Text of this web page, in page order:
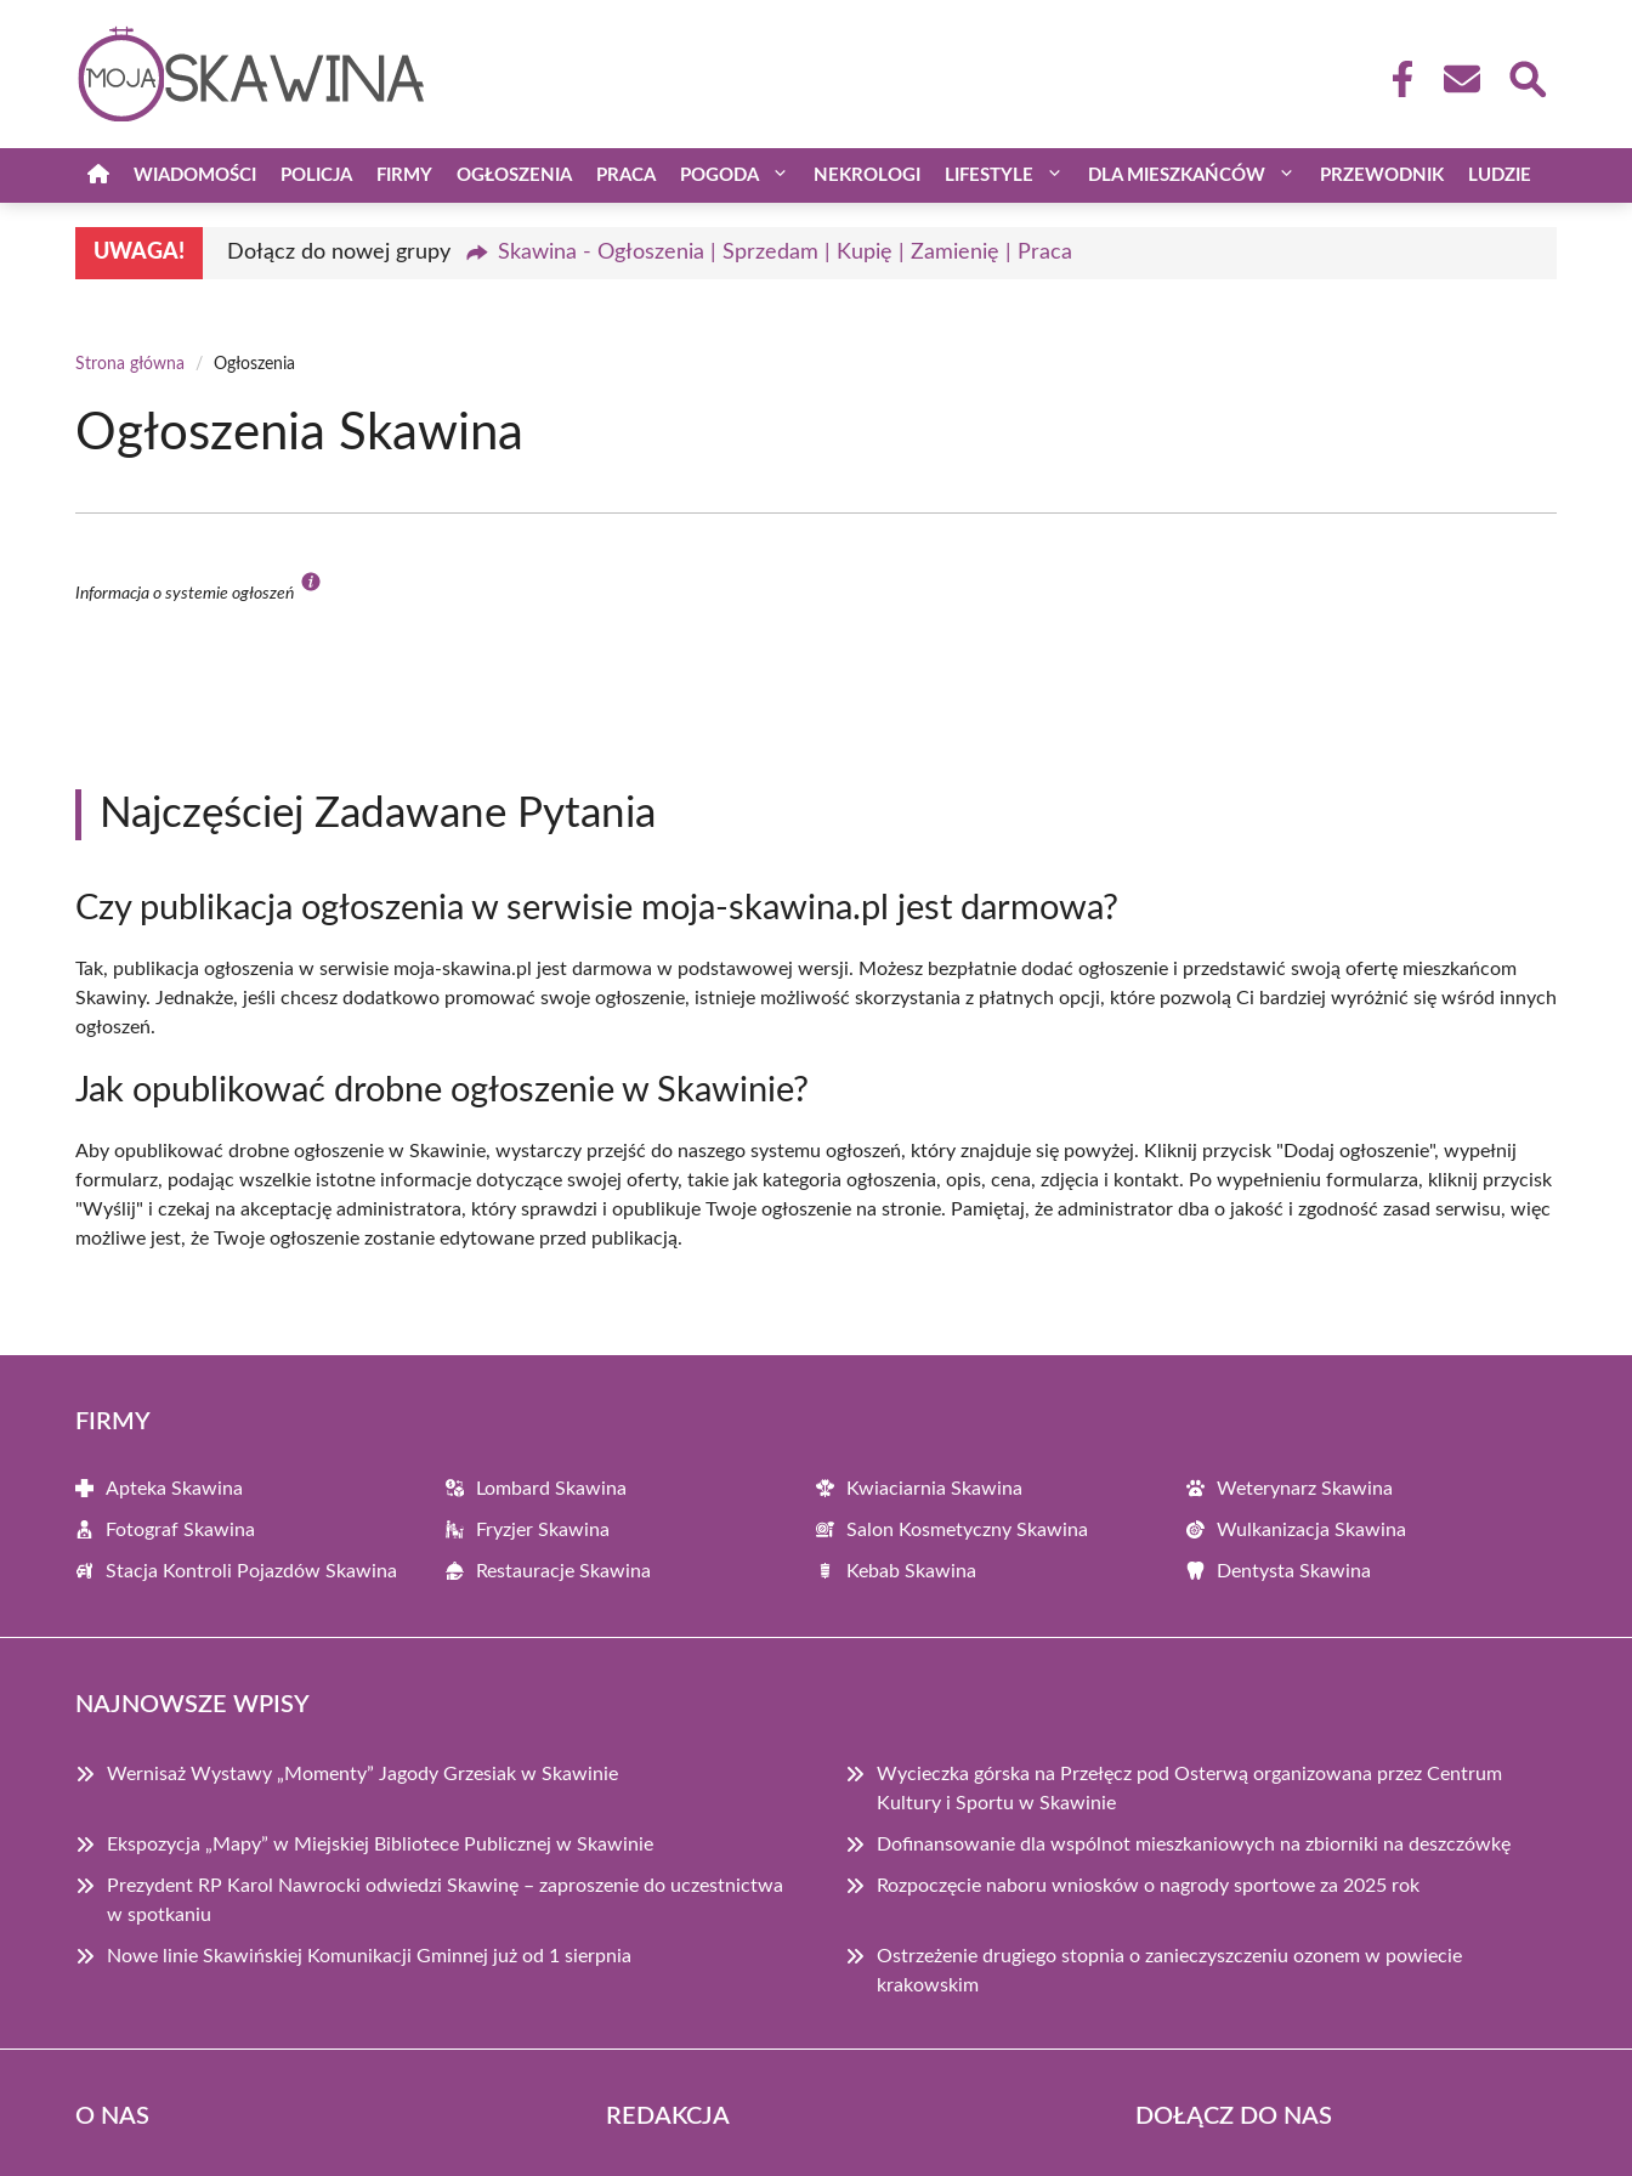
WIADOMOŚCI POLICJA FIRMY OGŁOSZENIA PRACA POGODA NEKROLOGI LIFESTYLE DLA MIESZKAŃCÓW PRZEWODNIK LUDZIE
UWAGA! Dołącz do nowej grupy Skawina - Ogłoszenia | Sprzedam | Kupię | Zamienię | Praca
Strona główna / Ogłoszenia
Ogłoszenia Skawina
Informacja o systemie ogłoszeń
Najczęściej Zadawane Pytania
Czy publikacja ogłoszenia w serwisie moja-skawina.pl jest darmowa?
Tak, publikacja ogłoszenia w serwisie moja-skawina.pl jest darmowa w podstawowej wersji. Możesz bezpłatnie dodać ogłoszenie i przedstawić swoją ofertę mieszkańcom
Skawiny. Jednakże, jeśli chcesz dodatkowo promować swoje ogłoszenie, istnieje możliwość skorzystania z płatnych opcji, które pozwolą Ci bardziej wyróżnić się wśród innych
ogłoszeń.
Jak opublikować drobne ogłoszenie w Skawinie?
Aby opublikować drobne ogłoszenie w Skawinie, wystarczy przejść do naszego systemu ogłoszeń, który znajduje się powyżej. Kliknij przycisk "Dodaj ogłoszenie", wypełnij
formularz, podając wszelkie istotne informacje dotyczące swojej oferty, takie jak kategoria ogłoszenia, opis, cena, zdjęcia i kontakt. Po wypełnieniu formularza, kliknij przycisk
"Wyślij" i czekaj na akceptację administratora, który sprawdzi i opublikuje Twoje ogłoszenie na stronie. Pamiętaj, że administrator dba o jakość i zgodność zasad serwisu, więc
możliwe jest, że Twoje ogłoszenie zostanie edytowane przed publikacją.
FIRMY
Apteka Skawina Lombard Skawina Kwiaciarnia Skawina Weterynarz Skawina
Fotograf Skawina Fryzjer Skawina Salon Kosmetyczny Skawina Wulkanizacja Skawina
Stacja Kontroli Pojazdów Skawina Restauracje Skawina Kebab Skawina Dentysta Skawina
NAJNOWSZE WPISY
Wernisaż Wystawy „Momenty” Jagody Grzesiak w Skawinie
Wycieczka górska na Przełęcz pod Osterwą organizowana przez Centrum
Kultury i Sportu w Skawinie
Ekspozycja „Mapy” w Miejskiej Bibliotece Publicznej w Skawinie Dofinansowanie dla wspólnot mieszkaniowych na zbiorniki na deszczówkę
Prezydent RP Karol Nawrocki odwiedzi Skawinę – zaproszenie do uczestnictwa
w spotkaniu
Rozpoczęcie naboru wniosków o nagrody sportowe za 2025 rok
Nowe linie Skawińskiej Komunikacji Gminnej już od 1 sierpnia
Ostrzeżenie drugiego stopnia o zanieczyszczeniu ozonem w powiecie
krakowskim
O NAS REDAKCJA DOŁĄCZ DO NAS